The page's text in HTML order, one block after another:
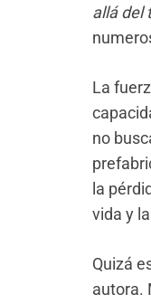
allá del
La
no
la
vida y
Quizá
autora.